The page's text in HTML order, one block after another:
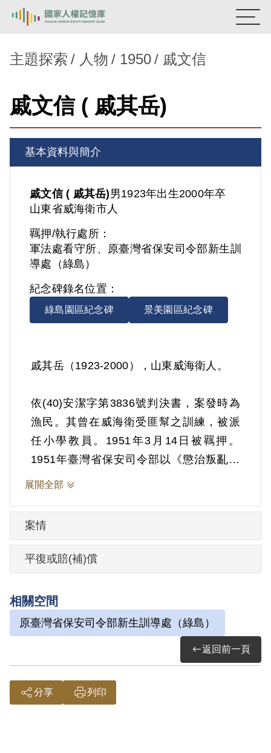
新生訓導處
蛋殼畫 送物單
主題探索
背景知識
關於我們
主題探索 人物 1950 戚文信
戚文信 ( 戚其岳)
基本資料與簡介
戚文信 ( 戚其岳)男1923年出生2000年卒
山東省威海衛市人
羈押/執行處所：
軍法處看守所、原臺灣省保安司令部新生訓
導處（綠島）
紀念碑錄名位置：
綠島園區紀念碑 景美園區紀念碑
戚其岳（1923-2000），山東威海衛人。
依(40)安潔字第3836號判決書，案發時為
漁民。其曾在威海衛受匪幫之訓練，被派
任小學教員。1951年3月14日被羈押。
1951年臺灣省保安司令部以《懲治叛亂條
例》第5條「參加叛亂之組織」判處有期徒
其家屬於2000年4月向補償基金會提出申
請，其於申請補償期間逝世，其家屬於
月再次提出申請，經補償基金會併案審
理，2003年6月經第3屆第7次董監事會審核
通過予以補償。其家屬於2004年1月再次提
出申請，2005年3月經第4屆第3次董監事會
審核通過予以補償。補償理由為原判決認
定其參加叛亂組織，係以其之自白為唯一
展開全部
案情
平復或賠(補)償
相關空間
原臺灣省保安司令部新生訓導處（綠島）
返回前一頁
分享 列印